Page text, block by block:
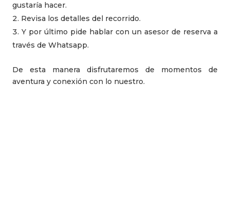
gustaría hacer.
Revisa los detalles del recorrido.
Y por último pide hablar con un asesor de reserva a
través de Whatsapp.
De esta manera disfrutaremos de momentos de
aventura y conexión con lo nuestro.